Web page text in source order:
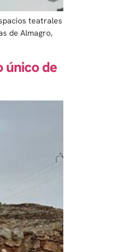
teatrales
de Almagro,
único de